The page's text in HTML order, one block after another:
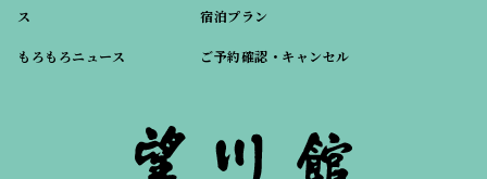
ス
もろもろニュース
宿泊プラン
ご予約確認・キャンセル